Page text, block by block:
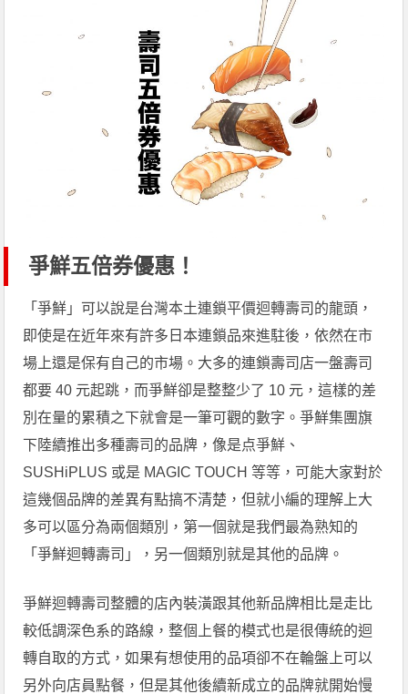
爭鮮五倍券優惠！
「爭鮮」可以說是台灣本土連鎖平價迴轉壽司的龍頭，
即使是在近年來有許多日本連鎖品來進駐後，依然在市
場上還是保有自己的市場。大多的連鎖壽司店一盤壽司
都要 40 元起跳，而爭鮮卻是整整少了 10 元，這樣的差
別在量的累積之下就會是一筆可觀的數字。爭鮮集團旗
下陸續推出多種壽司的品牌，像是点爭鮮、
SUSHiPLUS 或是 MAGIC TOUCH 等等，可能大家對於
這幾個品牌的差異有點搞不清楚，但就小編的理解上大
多可以區分為兩個類別，第一個就是我們最為熟知的
「爭鮮迴轉壽司」，另一個類別就是其他的品牌。
爭鮮迴轉壽司整體的店內裝潢跟其他新品牌相比是走比
較低調深色系的路線，整個上餐的模式也是很傳統的迴
轉自取的方式，如果有想使用的品項卻不在輪盤上可以
另外向店員點餐，但是其他後續新成立的品牌就開始慢